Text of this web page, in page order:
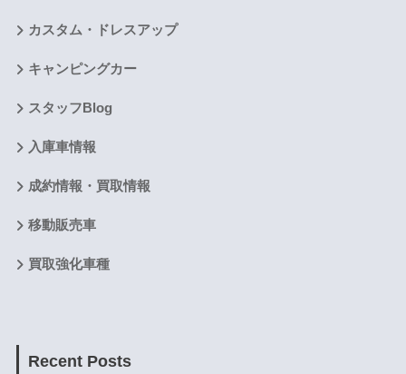
カスタム・ドレスアップ
キャンピングカー
スタッフBlog
入庫車情報
成約情報・買取情報
移動販売車
買取強化車種
Recent Posts